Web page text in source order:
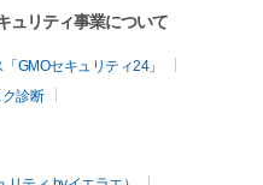
ュリティ事業について
GMOセキュリティ24」
診断